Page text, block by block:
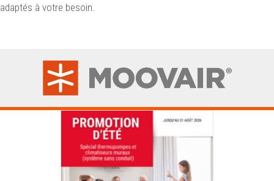
adaptés à votre besoin.